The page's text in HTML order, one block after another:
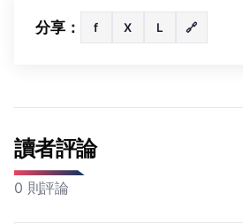
分享： f X L 🔗
讀者評論
0 則評論